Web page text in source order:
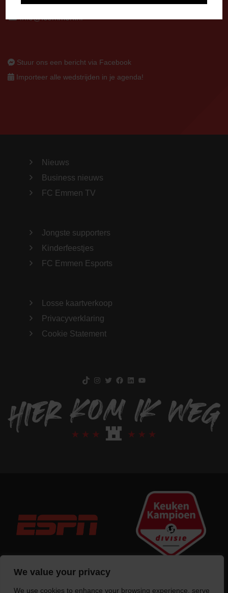
We value your privacy
We use cookies to enhance your browsing experience, serve
0591-621048
info@fcemmen.nl
Stuur ons een bericht via Facebook
Importeer alle wedstrijden in je agenda!
Nieuws
Business nieuws
FC Emmen TV
Jongste supporters
Kinderfeestjes
FC Emmen Esports
Losse kaartverkoop
Privacyverklaring
Cookie Statement